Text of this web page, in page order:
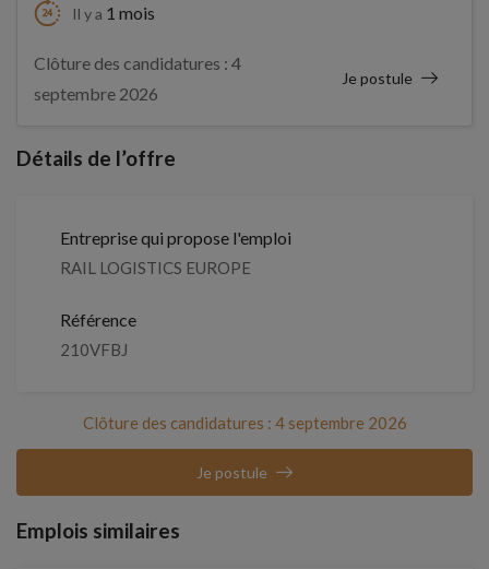
Il y a 1 mois
Clôture des candidatures : 4
septembre 2026
Je postule
Détails de l’offre
Entreprise qui propose l'emploi
RAIL LOGISTICS EUROPE
Référence
210VFBJ
Clôture des candidatures : 4 septembre 2026
Je postule
Emplois similaires